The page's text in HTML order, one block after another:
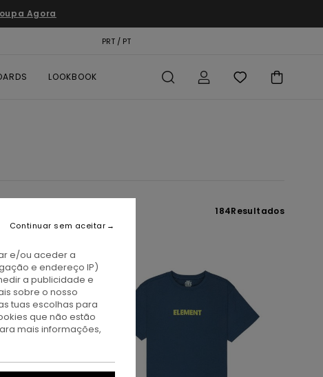
Agora
PRT / PT
LOOKBOOK
184Resultados
e/ou aceder a
e endereço IP)
a publicidade e
sobre o nosso
tuas escolhas para
que não estão
mais informações,
Continuar sem aceitar